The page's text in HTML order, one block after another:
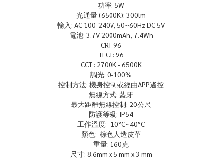
功率: 5W
光通量 (6500K): 300lm
輸入: AC 100-240V, 50~60Hz DC 5V
電池: 3.7V 2000mAh, 7.4Wh
CRI: 96
TLCI : 96
CCT : 2700K - 6500K
調光: 0-100%
控制方法: 機身控制或經由APP遙控
無線方式: 藍牙
最大距離無線控制: 20公尺
防護等級: IP54
工作溫度: -10°C~40°C
顏色: 棕色人造皮革
重量: 160克
尺寸: 8.6mm x 5 mm x 3 mm